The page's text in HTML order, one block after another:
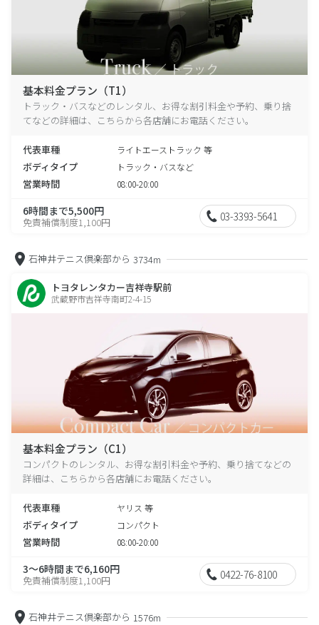
基本料金プラン（T1）
トラック・バスなどのレンタル、お得な割引料金や予約、乗り捨
てなどの詳細は、こちらから各店舗にお電話ください。
代表車種 ライトエーストラック 等
ボディタイプ トラック・バスなど
営業時間 08:00-20:00
6時間まで5,500円
免責補償制度1,100円 03-3393-5641
石神井テニス倶楽部から 3734m
トヨタレンタカー吉祥寺駅前
武蔵野市吉祥寺南町2-4-15
基本料金プラン（C1）
コンパクトのレンタル、お得な割引料金や予約、乗り捨てなどの
詳細は、こちらから各店舗にお電話ください。
代表車種 ヤリス 等
ボディタイプ コンパクト
営業時間 08:00-20:00
3～6時間まで6,160円
免責補償制度1,100円 0422-76-8100
石神井テニス倶楽部から 1576m